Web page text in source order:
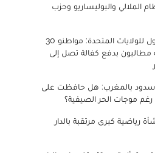
الملالي والبوليساريو وحزب
تأشيرة الدخول للولايات المتحدة: مواطنو 30
مطالبون بدفع كفالة تصل إلى
سدود بالمغرب: هل حافظت على
موجات الحر الصيفية؟
رياضية كبرى مرتقبة بالدار